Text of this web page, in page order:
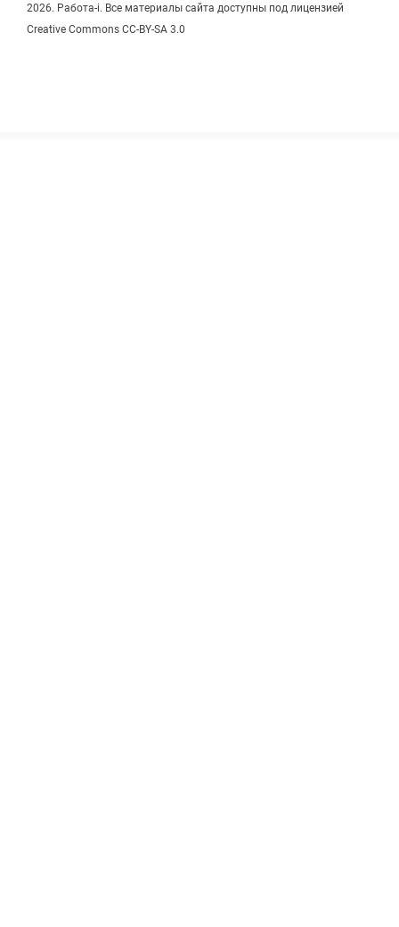
2026. Работа-i. Все материалы сайта доступны под лицензией
Creative Commons СС-BY-SA 3.0